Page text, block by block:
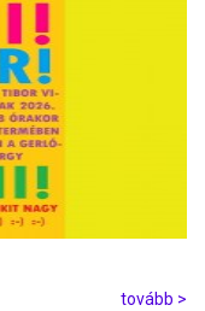
tovább >